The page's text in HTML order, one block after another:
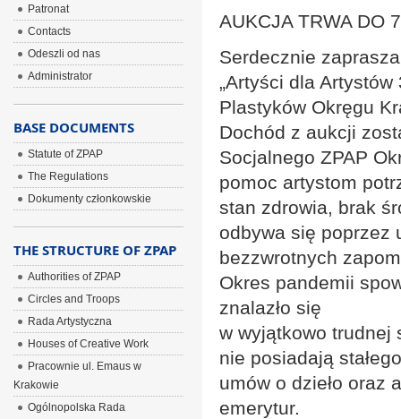
AUKCJA TRWA DO
Serdecznie
„Artyści dla
Plastyków Okręgu
Dochód z aukcji
Socjalnego ZPAP
pomoc artystom
stan zdrowia, brak
odbywa się poprzez
bezzwrotnych
Okres pandemii
znalazło się
w wyjątkowo trudnej
nie posiadają
umów o dzieło oraz
emerytur.
Patronat
Contacts
Odeszli od nas
Administrator
BASE DOCUMENTS
Statute of ZPAP
The Regulations
Dokumenty członkowskie
THE STRUCTURE OF ZPAP
Authorities of ZPAP
Circles and Troops
Rada Artystyczna
Houses of Creative Work
Pracownie ul. Emaus w
Krakowie
Ogólnopolska Rada